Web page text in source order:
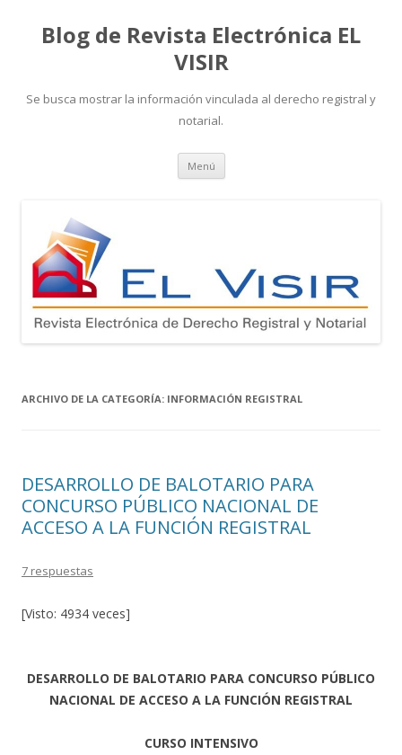
Blog de Revista Electrónica EL
VISIR
Se busca mostrar la información vinculada al derecho registral y
notarial.
Menú Ir
contenido
ARCHIVO DE LA CATEGORÍA: INFORMACIÓN REGISTRAL
DESARROLLO DE BALOTARIO PARA
CONCURSO PÚBLICO NACIONAL DE
ACCESO A LA FUNCIÓN REGISTRAL
7 respuestas
[Visto: 4934 veces]
DESARROLLO DE BALOTARIO PARA CONCURSO PÚBLICO
NACIONAL DE ACCESO A LA FUNCIÓN REGISTRAL
CURSO INTENSIVO